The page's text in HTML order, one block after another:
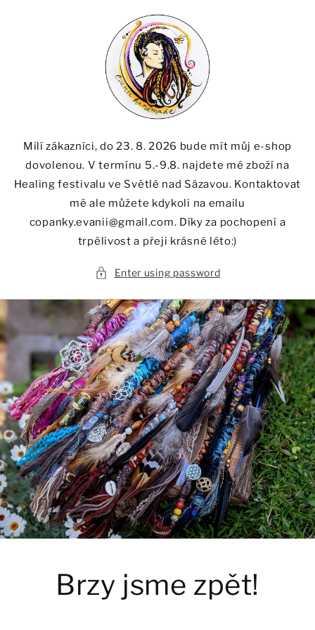
Milí zákazníci, do 23. 8. 2026 bude mít můj e-shop
dovolenou. V termínu 5.-9.8. najdete mé zboží na
Healing festivalu ve Světlé nad Sázavou. Kontaktovat
mě ale můžete kdykoli na emailu
copanky.evanii@gmail.com. Díky za pochopení a
trpělivost a přeji krásné léto:)
Enter using password
Brzy jsme zpět!